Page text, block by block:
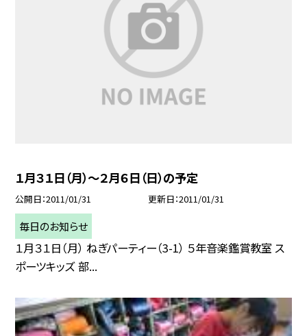
１月３１日（月）〜２月６日（日）の予定
公開日 2011/01/31 更新日 2011/01/31
毎日のお知らせ
１月３１日（月） ねぎパーティー（3-1） ５年音楽鑑賞教室 ス
ポーツキッズ 部...